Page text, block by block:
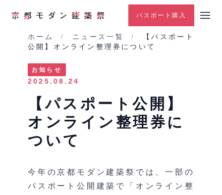
パスポート購入
ホーム / ニュース一覧 /
【パスポート
公開】オンライン整理券について
お知らせ
2025.08.24
【パスポート公開】
オンライン整理券に
ついて
今年の京都モダン建築祭では、一部の
パスポート公開建築で「オンライン整